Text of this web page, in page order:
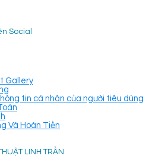
Social
Gallery
tin cá nhân của người tiêu dùng
Và Hoàn Tiền
LINH TRẦN